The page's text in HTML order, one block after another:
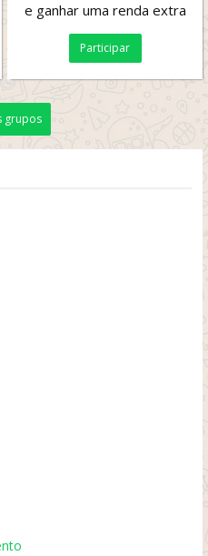
e ganhar uma renda extra
Participar
grupos